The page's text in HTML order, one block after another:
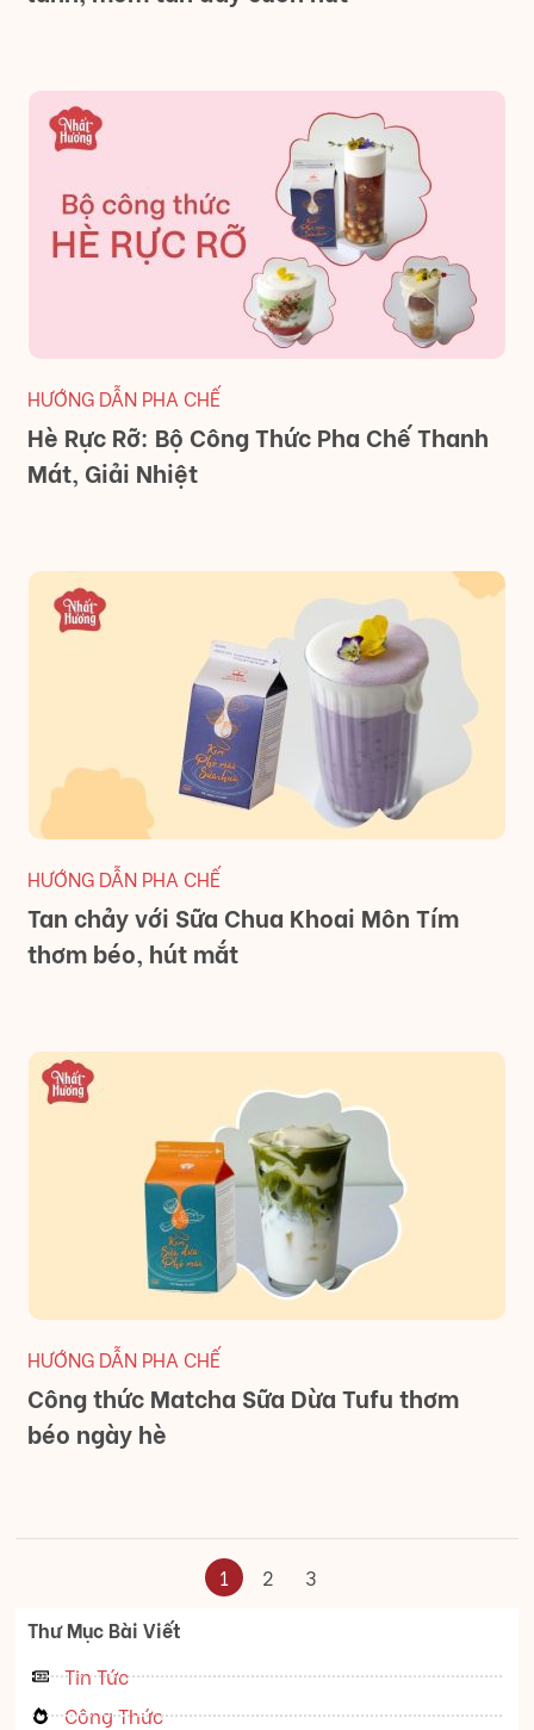
HƯỚNG DẪN PHA CHẾ
Hè Rực Rỡ: Bộ Công Thức Pha Chế Thanh
Mát, Giải Nhiệt
HƯỚNG DẪN PHA CHẾ
Tan chảy với Sữa Chua Khoai Môn Tím
thơm béo, hút mắt
HƯỚNG DẪN PHA CHẾ
Công thức Matcha Sữa Dừa Tufu thơm
béo ngày hè
1 2
3
Thư Mục Bài Viết
Tin Tức
Công Thức